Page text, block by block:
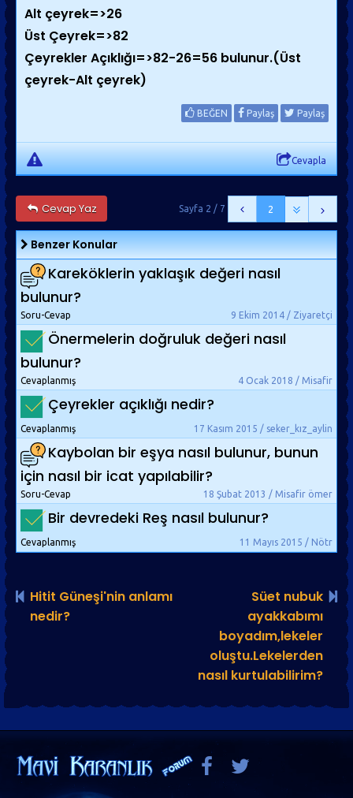
Alt çeyrek=>26
Üst Çeyrek=>82
Çeyrekler Açıklığı=>82-26=56 bulunur.(Üst
çeyrek-Alt çeyrek)
BEĞEN Paylaş Paylaş
Cevapla
Cevap Yaz 2
Sayfa 2 / 7
Benzer Konular
Kareköklerin yaklaşık değeri nasıl
bulunur?
9 Ekim 2014 / Ziyaretçi
Soru-Cevap
Önermelerin doğruluk değeri nasıl
bulunur?
4 Ocak 2018 / Misafir
Cevaplanmış
Çeyrekler açıklığı nedir?
17 Kasım 2015 / seker_kız_aylin
Cevaplanmış
Kaybolan bir eşya nasıl bulunur, bunun
için nasıl bir icat yapılabilir?
18 Şubat 2013 / Misafir ömer
Soru-Cevap
Bir devredeki Reş nasıl bulunur?
11 Mayıs 2015 / Nötr
Cevaplanmış
Hitit Güneşi'nin anlamı
nedir?
Süet nubuk
ayakkabımı
boyadım,lekeler
oluştu.Lekelerden
nasıl kurtulabilirim?